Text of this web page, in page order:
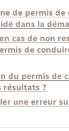
de permis de
dans la
cas de non
de
du permis de
résultats ?
une erreur